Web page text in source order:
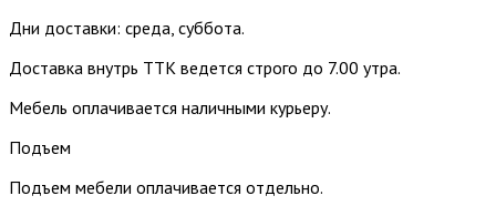
Дни доставки: среда, суббота.
Доставка внутрь ТТК ведется строго до 7.00 утра.
Мебель оплачивается наличными курьеру.
Подъем
Подъем мебели оплачивается отдельно.